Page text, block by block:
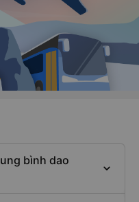
bình dao